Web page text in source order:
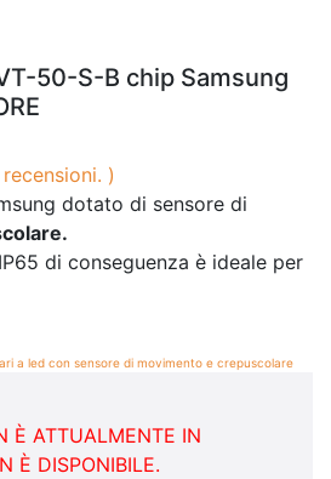
50-S-B chip Samsung
)
dotato di sensore di
di conseguenza è ideale per
a led con sensore di movimento e crepuscolare
È ATTUALMENTE IN
È DISPONIBILE.